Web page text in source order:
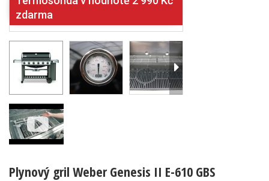
zdarma
Plynový gril Weber Genesis II E-610 GBS